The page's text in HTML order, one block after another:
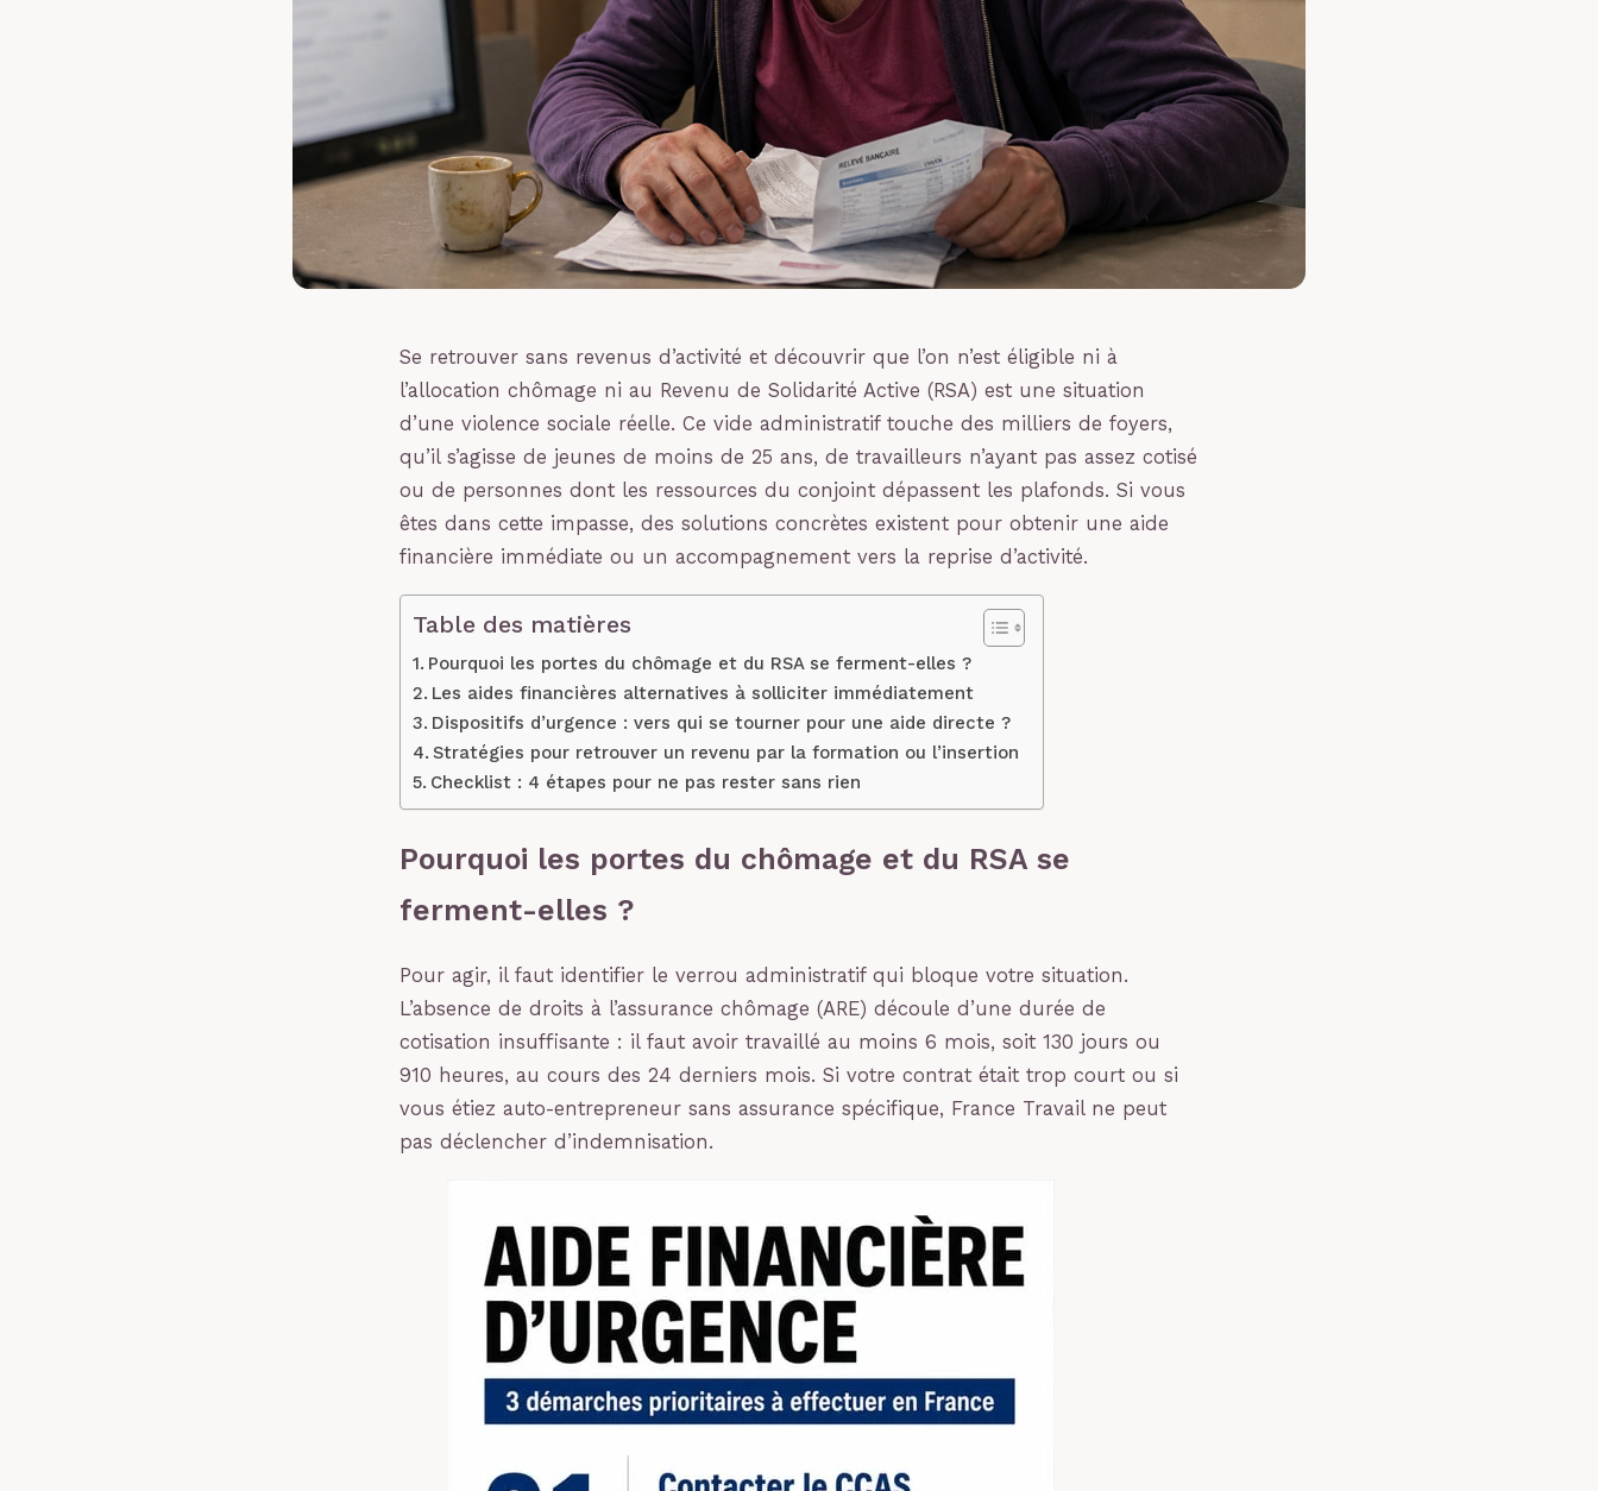
Se retrouver sans revenus d’activité et découvrir que l’on n’est éligible ni à
l’allocation chômage ni au Revenu de Solidarité Active (RSA) est une situation
d’une violence sociale réelle. Ce vide administratif touche des milliers de foyers,
qu’il s’agisse de jeunes de moins de 25 ans, de travailleurs n’ayant pas assez cotisé
ou de personnes dont les ressources du conjoint dépassent les plafonds. Si vous
êtes dans cette impasse, des solutions concrètes existent pour obtenir une aide
financière immédiate ou un accompagnement vers la reprise d’activité.
Table des matières
Pourquoi les portes du chômage et du RSA se ferment-elles ?
Les aides financières alternatives à solliciter immédiatement
Dispositifs d’urgence : vers qui se tourner pour une aide directe ?
Stratégies pour retrouver un revenu par la formation ou l’insertion
Checklist : 4 étapes pour ne pas rester sans rien
Pourquoi les portes du chômage et du RSA se
ferment-elles ?
Pour agir, il faut identifier le verrou administratif qui bloque votre situation.
L’absence de droits à l’assurance chômage (ARE) découle d’une durée de
cotisation insuffisante : il faut avoir travaillé au moins 6 mois, soit 130 jours ou
910 heures, au cours des 24 derniers mois. Si votre contrat était trop court ou si
vous étiez auto-entrepreneur sans assurance spécifique, France Travail ne peut
pas déclencher d’indemnisation.